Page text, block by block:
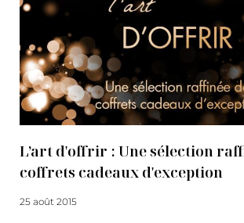
L’art d'offrir : Une sélection
coffrets cadeaux d'exception
25 août 2015